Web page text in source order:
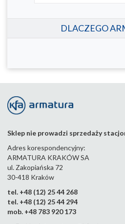
DLACZEGO
Sklep nie prowadzi sprzedaży
Adres korespondencyjny:
ARMATURA KRAKÓW SA
ul. Zakopiańska 72
30-418 Kraków
tel. +48 (12) 25 44 268
tel. +48 (12) 25 44 294
mob. +48 783 920 173